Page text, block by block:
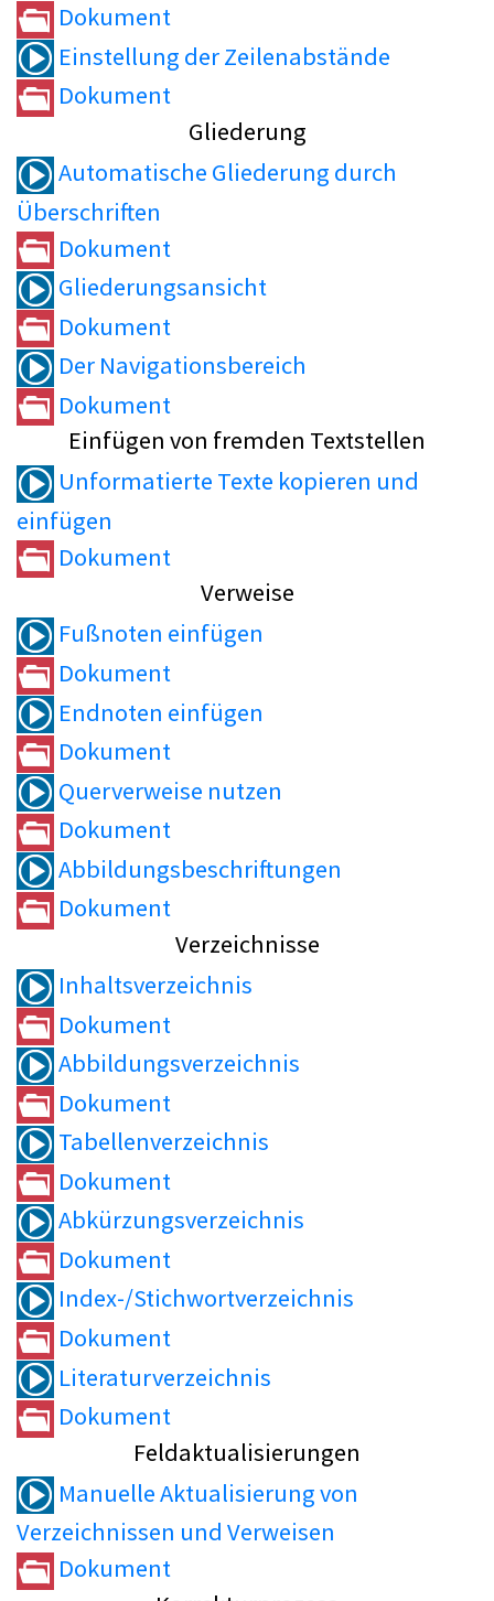
Dokument
Einstellung der Zeilenabstände
Dokument
Gliederung
Automatische Gliederung durch
Überschriften
Dokument
Gliederungsansicht
Dokument
Der Navigationsbereich
Dokument
Einfügen von fremden Textstellen
Unformatierte Texte kopieren und
einfügen
Dokument
Verweise
Fußnoten einfügen
Dokument
Endnoten einfügen
Dokument
Querverweise nutzen
Dokument
Abbildungsbeschriftungen
Dokument
Verzeichnisse
Inhaltsverzeichnis
Dokument
Abbildungsverzeichnis
Dokument
Tabellenverzeichnis
Dokument
Abkürzungsverzeichnis
Dokument
Index-/Stichwortverzeichnis
Dokument
Literaturverzeichnis
Dokument
Feldaktualisierungen
Manuelle Aktualisierung von
Verzeichnissen und Verweisen
Dokument